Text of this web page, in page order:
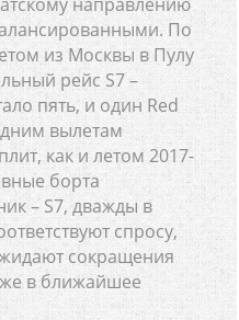
По
из Москвы в Пулу
рейс S7 –
пять, и один Red
вылетам
как и летом 2017-
борта
– S7, дважды в
спросу,
сокращения
в ближайшее